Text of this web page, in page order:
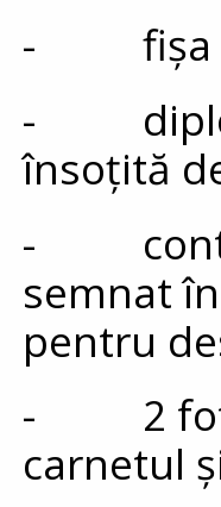
- fișa de
-
însoțită
-
semnat
pentru
- 2
carnetul